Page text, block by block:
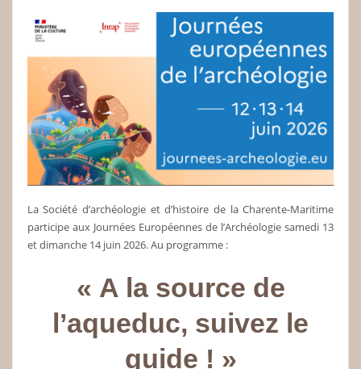
La Société d’archéologie et d’histoire de la Charente-Maritime
participe aux Journées Européennes de l’Archéologie samedi 13
et dimanche 14 juin 2026. Au programme :
« A la source de
l’aqueduc, suivez le
guide ! »